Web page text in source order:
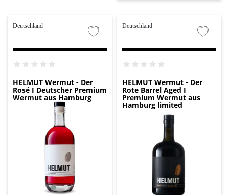
Deutschland
HELMUT Wermut - Der
Rosé I Deutscher Premium
Wermut aus Hamburg
Deutschland
HELMUT Wermut - Der
Rote Barrel Aged I
Premium Wermut aus
Hamburg limited